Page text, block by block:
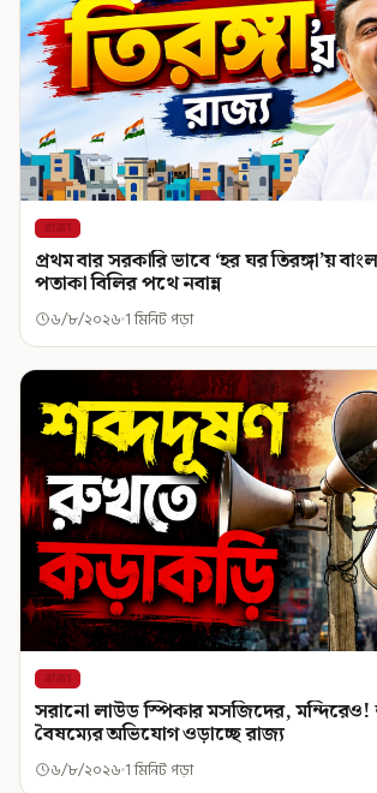
রাজ্য
প্রথম বার সরকারি ভাবে ‘হর ঘর তিরঙ্গা’য়
পতাকা বিলির পথে নবান্ন
৬/৮/২০২৬ 1 মিনিট পড়া
রাজ্য
সরানো লাউড স্পিকার মসজিদের,
বৈষম্যের অভিযোগ ওড়াচ্ছে রাজ্য
৬/৮/২০২৬ 1 মিনিট পড়া